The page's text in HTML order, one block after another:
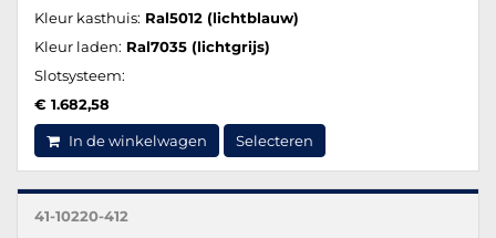
Kleur kasthuis: Ral5012 (lichtblauw)
Kleur laden: Ral7035 (lichtgrijs)
Slotsysteem:
€ 1.682,58
In de winkelwagen Selecteren
41-10220-412